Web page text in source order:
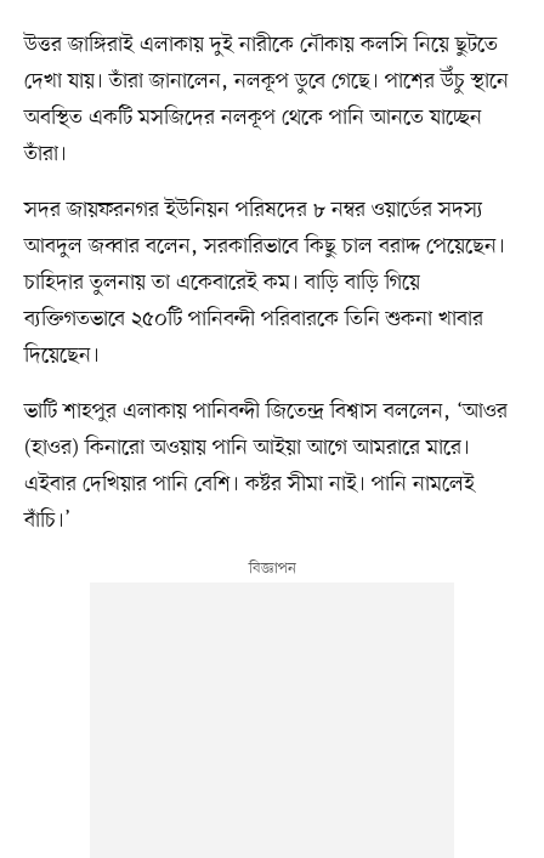
উত্তর জাঙ্গিরাই এলাকায় দুই নারীকে নৌকায় কলসি নিয়ে ছুটতে
দেখা যায়। তাঁরা জানালেন, নলকূপ ডুবে গেছে। পাশের উঁচু স্থানে
অবস্থিত একটি মসজিদের নলকূপ থেকে পানি আনতে যাচ্ছেন
তাঁরা।
সদর জায়ফরনগর ইউনিয়ন পরিষদের ৮ নম্বর ওয়ার্ডের সদস্য
আবদুল জব্বার বলেন, সরকারিভাবে কিছু চাল বরাদ্দ পেয়েছেন।
চাহিদার তুলনায় তা একেবারেই কম। বাড়ি বাড়ি গিয়ে
ব্যক্তিগতভাবে ২৫০টি পানিবন্দী পরিবারকে তিনি শুকনা খাবার
দিয়েছেন।
ভাটি শাহপুর এলাকায় পানিবন্দী জিতেন্দ্র বিশ্বাস বললেন, ‘আওর
(হাওর) কিনারো অওয়ায় পানি আইয়া আগে আমরারে মারে।
এইবার দেখিয়ার পানি বেশি। কষ্টর সীমা নাই। পানি নামলেই
বাঁচি।’